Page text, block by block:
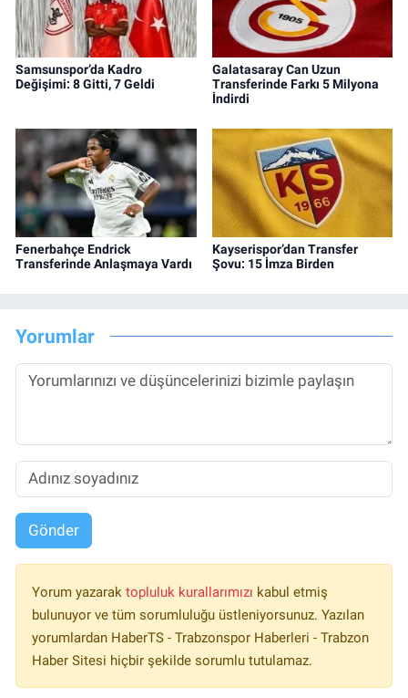
Samsunspor’da Kadro
Değişimi: 8 Gitti, 7 Geldi
Galatasaray Can Uzun
Transferinde Farkı 5 Milyona
İndirdi
Fenerbahçe Endrick
Transferinde Anlaşmaya Vardı
Kayserispor’dan Transfer
Şovu: 15 İmza Birden
Yorumlar
Gönder
Yorum yazarak topluluk kurallarımızı kabul etmiş
bulunuyor ve tüm sorumluluğu üstleniyorsunuz. Yazılan
yorumlardan HaberTS - Trabzonspor Haberleri - Trabzon
Haber Sitesi hiçbir şekilde sorumlu tutulamaz.